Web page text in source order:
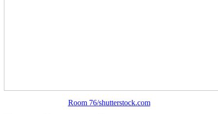
Room 76/shutterstock.com